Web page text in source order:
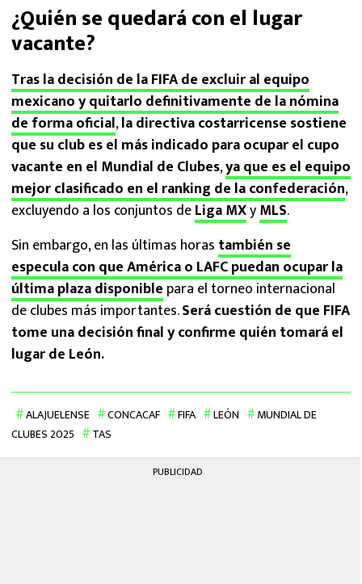
¿Quién se quedará con el lugar
vacante?
Tras la decisión de la FIFA de excluir al equipo
mexicano y quitarlo definitivamente de la nómina
de forma oficial,la directiva costarricense sostiene
que su club es el más indicado para ocupar el cupo
vacante en el Mundial de Clubes,ya que es el equipo
mejor clasificado en el ranking de la confederación,
excluyendo a los conjuntos deLiga MXyMLS.
Sin embargo, en las últimas horas también se
especula con que América o LAFC puedan ocupar la
última plaza disponible para el torneo internacional
de clubes más importantes.Será cuestión de que FIFA
tome una decisión final y confirme quién tomará el
lugar de León.
ALAJUELENSE CONCACAF FIFA LEÓN
MUNDIAL DE
CLUBES 2025
TAS
PUBLICIDAD